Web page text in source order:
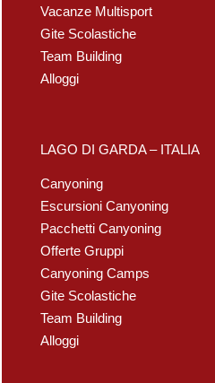
Vacanze Multisport
Gite Scolastiche
Team Building
Alloggi
LAGO DI GARDA – ITALIA
Canyoning
Escursioni Canyoning
Pacchetti Canyoning
Offerte Gruppi
Canyoning Camps
Gite Scolastiche
Team Building
Alloggi